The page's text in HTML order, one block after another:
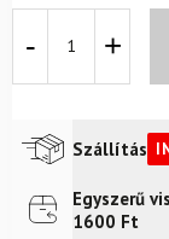
ROSSIGNOL
JKT
mennyiség
Szállítás
Futár a címre
Egyszerű
1600 Ft